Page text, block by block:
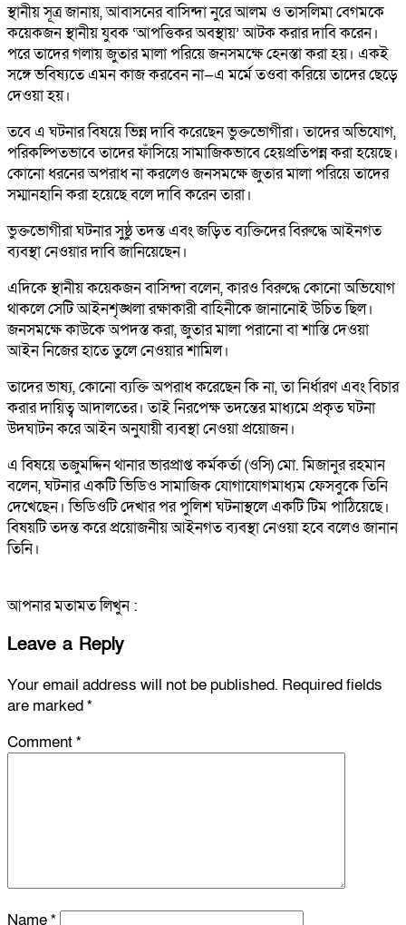
স্থানীয় সূত্র জানায়, আবাসনের বাসিন্দা নুরে আলম ও তাসলিমা বেগমকে
কয়েকজন স্থানীয় যুবক ‘আপত্তিকর অবস্থায়’ আটক করার দাবি করেন।
পরে তাদের গলায় জুতার মালা পরিয়ে জনসমক্ষে হেনস্তা করা হয়। একই
সঙ্গে ভবিষ্যতে এমন কাজ করবেন না—এ মর্মে তওবা করিয়ে তাদের ছেড়ে
দেওয়া হয়।
তবে এ ঘটনার বিষয়ে ভিন্ন দাবি করেছেন ভুক্তভোগীরা। তাদের অভিযোগ,
পরিকল্পিতভাবে তাদের ফাঁসিয়ে সামাজিকভাবে হেয়প্রতিপন্ন করা হয়েছে।
কোনো ধরনের অপরাধ না করলেও জনসমক্ষে জুতার মালা পরিয়ে তাদের
সম্মানহানি করা হয়েছে বলে দাবি করেন তারা।
ভুক্তভোগীরা ঘটনার সুষ্ঠু তদন্ত এবং জড়িত ব্যক্তিদের বিরুদ্ধে আইনগত
ব্যবস্থা নেওয়ার দাবি জানিয়েছেন।
এদিকে স্থানীয় কয়েকজন বাসিন্দা বলেন, কারও বিরুদ্ধে কোনো অভিযোগ
থাকলে সেটি আইনশৃঙ্খলা রক্ষাকারী বাহিনীকে জানানোই উচিত ছিল।
জনসমক্ষে কাউকে অপদস্ত করা, জুতার মালা পরানো বা শাস্তি দেওয়া
আইন নিজের হাতে তুলে নেওয়ার শামিল।
তাদের ভাষ্য, কোনো ব্যক্তি অপরাধ করেছেন কি না, তা নির্ধারণ এবং বিচার
করার দায়িত্ব আদালতের। তাই নিরপেক্ষ তদন্তের মাধ্যমে প্রকৃত ঘটনা
উদঘাটন করে আইন অনুযায়ী ব্যবস্থা নেওয়া প্রয়োজন।
এ বিষয়ে তজুমদ্দিন থানার ভারপ্রাপ্ত কর্মকর্তা (ওসি) মো. মিজানুর রহমান
বলেন, ঘটনার একটি ভিডিও সামাজিক যোগাযোগমাধ্যম ফেসবুকে তিনি
দেখেছেন। ভিডিওটি দেখার পর পুলিশ ঘটনাস্থলে একটি টিম পাঠিয়েছে।
বিষয়টি তদন্ত করে প্রয়োজনীয় আইনগত ব্যবস্থা নেওয়া হবে বলেও জানান
তিনি।
আপনার মতামত লিখুন :
Leave a Reply
Your email address will not be published. Required fields
are marked*
Comment*
Name*